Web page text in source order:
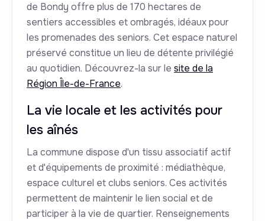
de Bondy offre plus de 170 hectares de
sentiers accessibles et ombragés, idéaux pour
les promenades des seniors. Cet espace naturel
préservé constitue un lieu de détente privilégié
au quotidien. Découvrez-la sur le site de la
Région Île-de-France.
La vie locale et les activités pour
les aînés
La commune dispose d'un tissu associatif actif
et d'équipements de proximité : médiathèque,
espace culturel et clubs seniors. Ces activités
permettent de maintenir le lien social et de
participer à la vie de quartier. Renseignements